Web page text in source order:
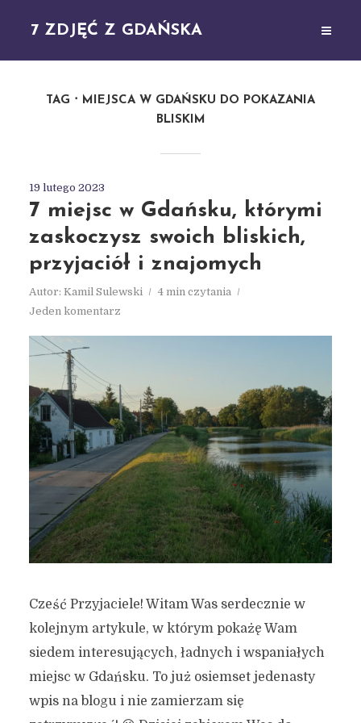
7 ZDJĘĆ Z GDAŃSKA
TAG
MIEJSCA W GDAŃSKU DO POKAZANIA
BLISKIM
19 lutego 2023
7 miejsc w Gdańsku, którymi
zaskoczysz swoich bliskich,
przyjaciół i znajomych
Autor: Kamil Sulewski
4 min czytania
Jeden komentarz
Cześć Przyjaciele! Witam Was serdecznie w
kolejnym artykule, w którym pokażę Wam
siedem interesujących, ładnych i wspaniałych
miejsc w Gdańsku. To już osiemset jedenasty
wpis na blogu i nie zamierzam się